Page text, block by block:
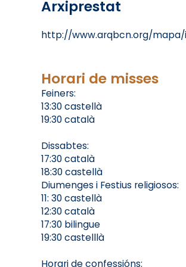
Arxiprestat
http://www.arqbcn.org/
Horari de misses
Feiners:
13:30 castellà
19:30 català
Dissabtes:
17:30 català
18:30 castellà
Diumenges i Festius religiosos:
11: 30 castellà
12:30 català
17:30 bilingue
19:30 castelllà
Horari de confessións: